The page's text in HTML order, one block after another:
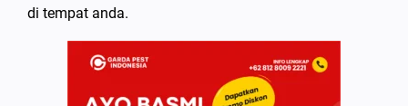
di tempat anda.